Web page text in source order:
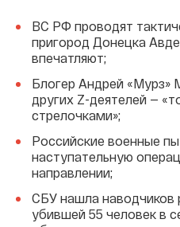
ВС РФ проводят
пригород Донецка
впечатляют;
Блогер Андрей «Мурз»
других Z-деятелей —
стрелочками»;
Российские военные
наступательную
направлении;
СБУ нашла наводчиков
убившей 55 человек в